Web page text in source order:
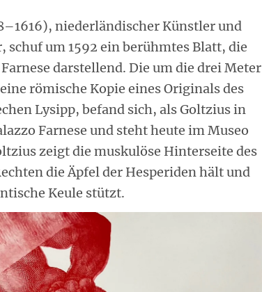
niederländischer Künstler und
schuf um 1592 ein berühmtes Blatt, die
darstellend. Die um die drei Meter
römische Kopie eines Originals des
Lysipp, befand sich, als Goltzius in
Farnese und steht heute im Museo
zeigt die muskulöse Hinterseite des
die Äpfel der Hesperiden hält und
Keule stützt.